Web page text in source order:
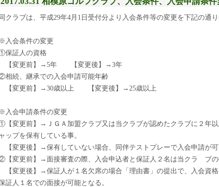
クラブは、平成29年4月1日受付分より入会条件等の変更を下記の通り
入会条件の変更
保証人の資格
変更前】→5年 【変更後】→3年
相続、継承での入会申請可能年齢
変更前】→30歳以上 【変更後】→25歳以上
入会申請条件の変更
【変更前】→ＪＧＡ加盟クラブ又は当クラブが認めたクラブに２年
ップを保有している事。
変更後】→保有していない場合、同伴テストプレーで入会申請が可
【変更前】→面接審査の際、入会申込者と保証人２名は当クラ ブの
変更後】→保証人が１名欠席の場合「理由書」の提出で、入会資格
証人１名での面接が可能となる。